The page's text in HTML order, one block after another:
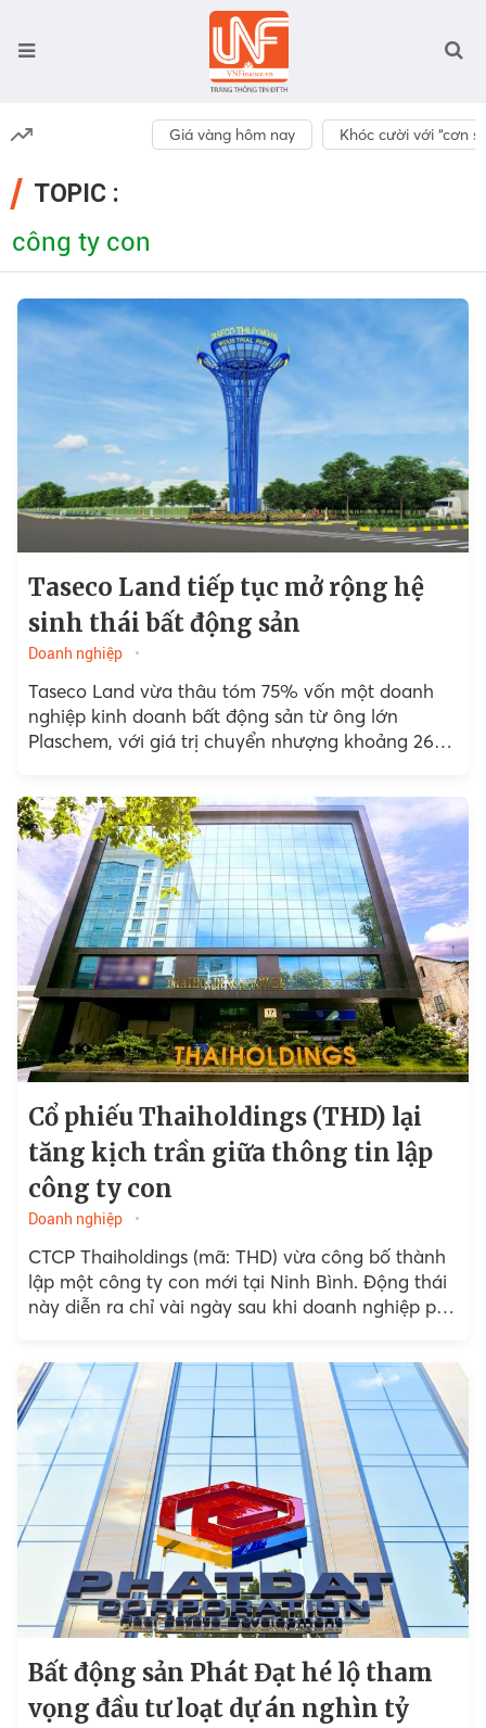
Giá vàng hôm nay Khóc cười với “cơn
TOPIC :
công ty con
Taseco Land tiếp tục mở rộng hệ
sinh thái bất động sản
Doanh nghiệp
Taseco Land vừa thâu tóm 75% vốn một doanh
nghiệp kinh doanh bất động sản từ ông lớn
Plaschem, với giá trị chuyển nhượng khoảng 262
Cổ phiếu Thaiholdings (THD) lại
tăng kịch trần giữa thông tin lập
công ty con
Doanh nghiệp
CTCP Thaiholdings (mã: THD) vừa công bố thành
lập một công ty con mới tại Ninh Bình. Động thái
này diễn ra chỉ vài ngày sau khi doanh nghiệp phủ
Bất động sản Phát Đạt hé lộ tham
vọng đầu tư loạt dự án nghìn tỷ